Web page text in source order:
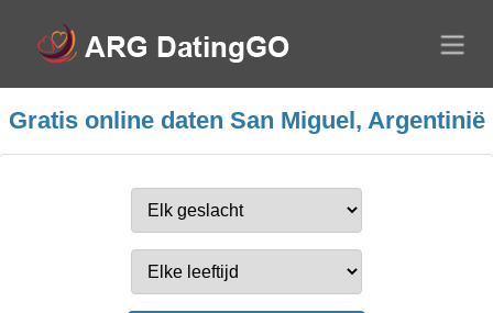
Gratis online daten San Miguel, Argentinië